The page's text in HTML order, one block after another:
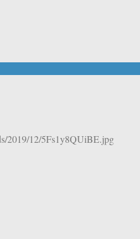
2019/12/5Fs1y8QUiBE.jpg